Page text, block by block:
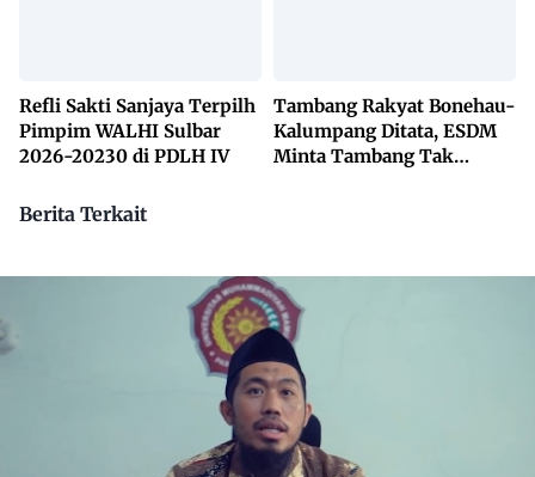
Refli Sakti Sanjaya Terpilh
Pimpim WALHI Sulbar
2026-20230 di PDLH IV
Tambang Rakyat Bonehau-
Kalumpang Ditata, ESDM
Minta Tambang Tak
Berita Terkait